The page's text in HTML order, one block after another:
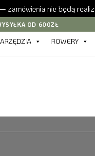
nie będą
OD 600ZŁ
ROWERY